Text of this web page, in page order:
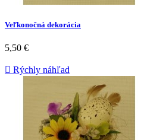
Veľkonočná dekorácia
5,50 €
 Rýchly náhľad